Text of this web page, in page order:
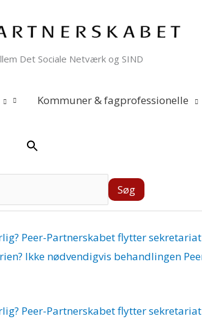
Det Sociale Netværk og SIND
Kommuner & fagprofessionelle
Peer-Partnerskabet flytter
Ikke nødvendigvis behandlingen
Peer-Partnerskabet flytter